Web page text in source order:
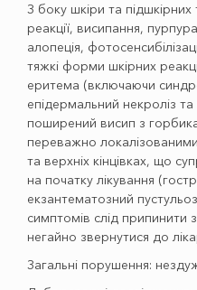
З боку шкіри та підшкірних
реакції, висипання,
алопеція,
тяжкі форми шкірних
еритема (включаючи
епідермальний некроліз
поширений висип з
переважно
та верхніх кінцівках, що
на початку лікування
екзантематозний
симптомів слід припинити
негайно звернутися до
Загальні порушення: